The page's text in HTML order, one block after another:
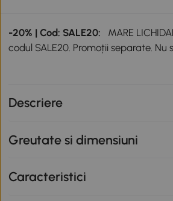
-20% | Cod: SALE20:
MARE
codul SALE20. Promoții separate. Nu
Descriere
Greutate si dimensiuni
Caracteristici